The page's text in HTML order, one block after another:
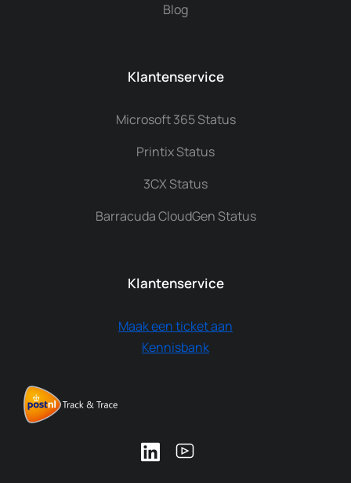
Blog
Klantenservice
Microsoft 365 Status
Printix Status
3CX Status
Barracuda CloudGen Status
Klantenservice
Maak een ticket aan
Kennisbank